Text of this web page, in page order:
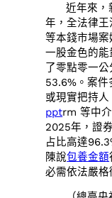
近年來，
年，全法律
等本錢市場
一股金色的
了零點零一
53.6%。案件
或現實把持
pptrm 等中
2025年，證
占比高達
陳說包養金額
必需依法嚴格